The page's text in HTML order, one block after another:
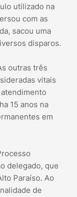
utilizado na
com as
sacou uma
disparos.
outras três
vitais
15 anos na
em
delegado, que
Paraíso. Ao
de